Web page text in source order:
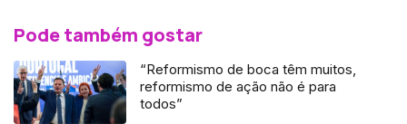
Pode também gostar
“Reformismo de boca têm muitos,
reformismo de ação não é para
todos”